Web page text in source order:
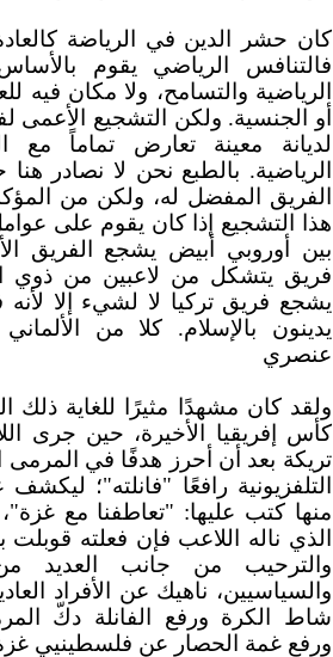
كان حشر الدين في الرياضة
فالتنافس الرياضي يقوم
الرياضية والتسامح، ولا مكان فيه
أو الجنسية. ولكن التشجيع الأعمى
لديانة معينة تعارض تماماً
الرياضية. بالطبع نحن لا نصادر
الفريق المفضل له، ولكن من
هذا التشجيع إذا كان يقوم على
بين أوروبي أبيض يشجع الفريق
فريق يتشكل من لاعبين من ذوي
يشجع فريق تركيا لا لشيء إلا
يدينون بالإسلام. كلا من
عنصري
ولقد كان مشهدًا مثيرًا للغاية ذلك
كأس إفريقيا الأخيرة، حين جرى
تريكة بعد أن أحرز هدفًا في المرمى
التلفزيونية رافعًا "فانلته"؛
منها كتب عليها: "تعاطفنا مع
الذي ناله اللاعب فإن فعلته قوبلت
والترحيب من جانب العديد من
والسياسيين، ناهيك عن الأفراد
شاط الكرة ورفع الفانلة دكّ
ورفع غمة الحصار عن فلسطينيي